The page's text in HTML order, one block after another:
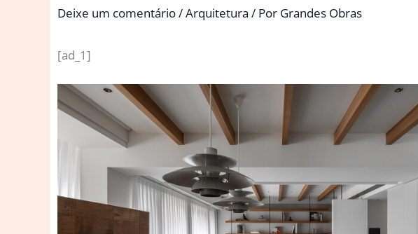
Deixe um comentário/Arquitetura / Por Grandes Obras
[ad_1]